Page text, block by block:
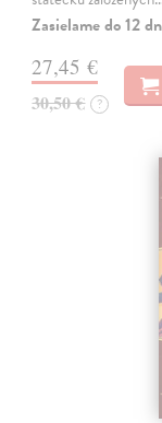
Zasielame do 12
27,45 €
30,50 € ?